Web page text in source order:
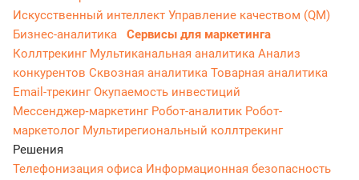
Искусственный интеллект Управление качеством (QM)
Бизнес-аналитика
Сервисы для маркетинга
Коллтрекинг Мультиканальная аналитика Анализ
конкурентов Сквозная аналитика Товарная аналитика
Email-трекингОкупаемость инвестиций
Мессенджер‑маркетинг Робот-аналитик Робот-
маркетолог Мультирегиональный коллтрекинг
Решения
Телефонизация офиса Информационная безопасность